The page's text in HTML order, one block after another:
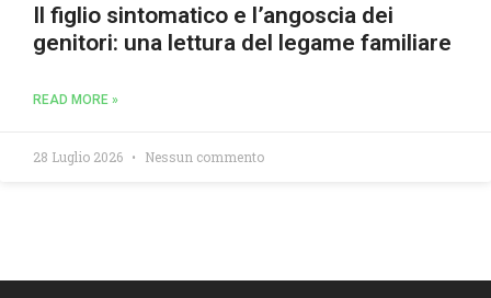
Il figlio sintomatico e l’angoscia dei
genitori: una lettura del legame familiare
READ MORE »
28 Luglio 2026 Nessun commento